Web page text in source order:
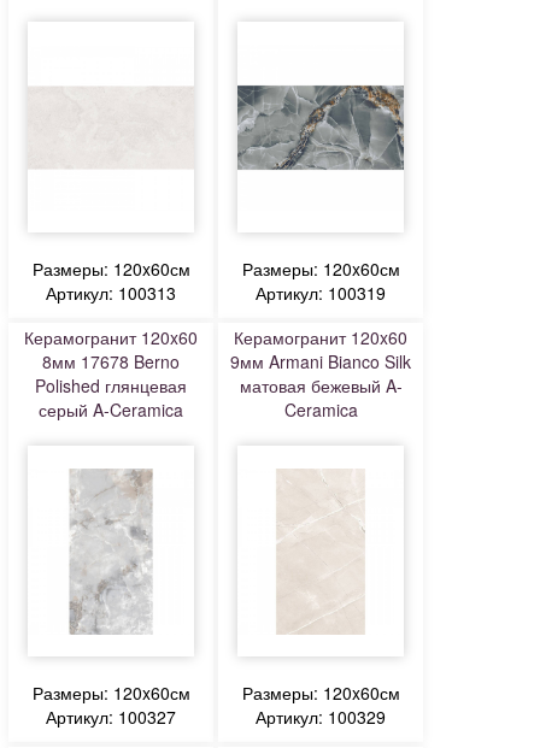
Размеры: 120x60см
Артикул: 100313
Размеры: 120x60см
Артикул: 100319
Керамогранит 120x60
8мм 17678 Berno
Polished глянцевая
серый A-Ceramica
Размеры: 120x60см
Артикул: 100327
Керамогранит 120x60
9мм Armani Bianco Silk
матовая бежевый A-
Ceramica
Размеры: 120x60см
Артикул: 100329